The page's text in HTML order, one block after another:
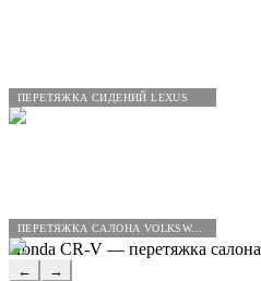
ПЕРЕТЯЖКА СИДЕНИЙ LEXUS
ПЕРЕТЯЖКА САЛОНА VOLKSWAGEN
Honda CR-V — перетяжка салона
← →